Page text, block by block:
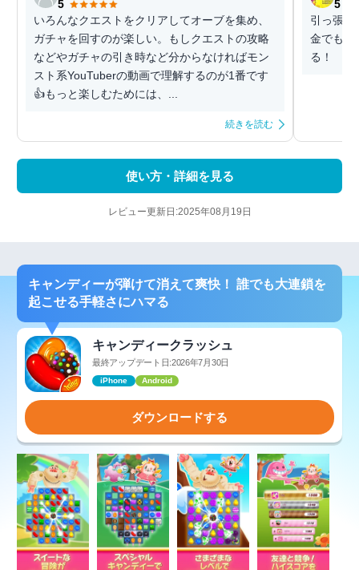
5
いろんなクエストをクリアしてオーブを集め、
ガチャを回すのが楽しい。もしクエストの攻略
などやガチャの引き時など分からなければモン
スト系YouTuberの動画で理解するのが1番です
👍もっと楽しむためには、...
続きを読む
5
引っ張る
金でも沢
る！
使い方・詳細を見る
レビュー更新日:2025年08月19日
キャンディーが弾けて消えて爽快！ 誰でも大連鎖を
起こせる手軽さにハマる
キャンディークラッシュ
最終アップデート日:2026年7月30日
iPhone Android
ダウンロードする